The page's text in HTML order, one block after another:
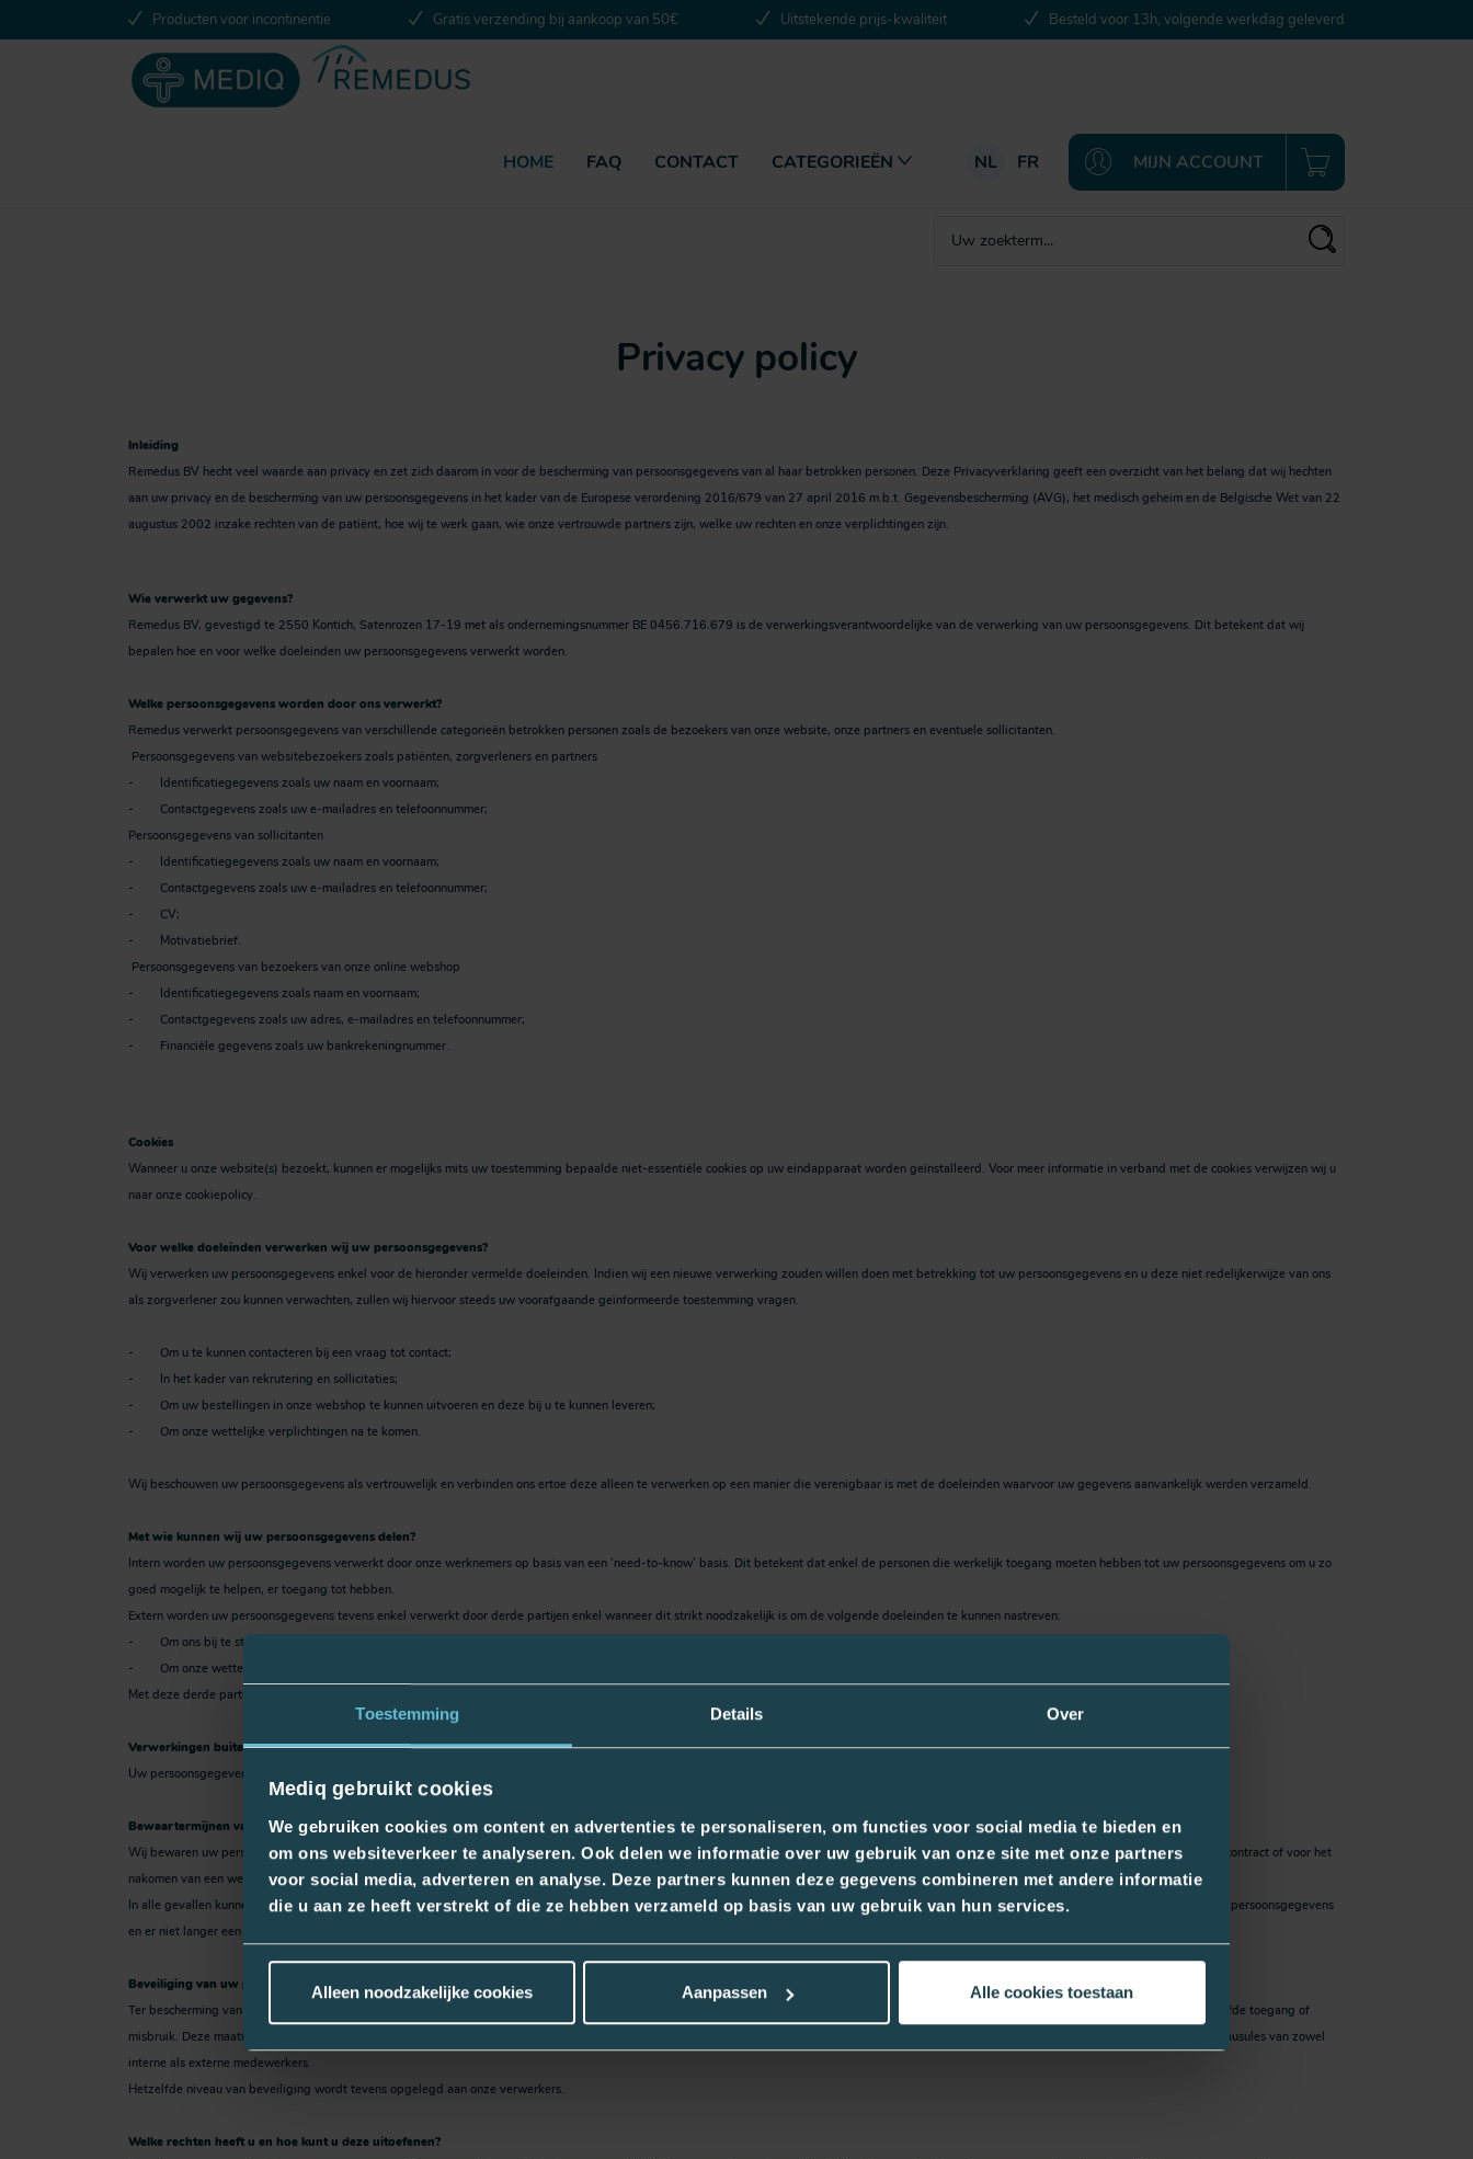
Toestemming Details Over
Mediq gebruikt cookies
We gebruiken cookies om content en advertenties te personaliseren, om functies voor social media te bieden en
om ons websiteverkeer te analyseren. Ook delen we informatie over uw gebruik van onze site met onze partners
voor social media, adverteren en analyse. Deze partners kunnen deze gegevens combineren met andere informatie
die u aan ze heeft verstrekt of die ze hebben verzameld op basis van uw gebruik van hun services.
Alleen noodzakelijke cookies Aanpassen Alle cookies toestaan
Producten voor incontinentie Gratis verzending bij aankoop van 50€ Uitstekende prijs-kwaliteit Besteld voor 13h, volgende werkdag geleverd
HOME FAQ CONTACT CATEGORIEËN NL FR MIJN ACCOUNT
Privacy policy
Inleiding
Remedus BV hecht veel waarde aan privacy en zet zich daarom in voor de bescherming van persoonsgegevens van al haar betrokken personen. Deze Privacyverklaring geeft een overzicht van het belang dat wij hechten
aan uw privacy en de bescherming van uw persoonsgegevens in het kader van de Europese verordening 2016/679 van 27 april 2016 m.b.t. Gegevensbescherming (AVG), het medisch geheim en de Belgische Wet van 22
augustus 2002 inzake rechten van de patiënt, hoe wij te werk gaan, wie onze vertrouwde partners zijn, welke uw rechten en onze verplichtingen zijn.
Wie verwerkt uw gegevens?
Remedus BV, gevestigd te 2550 Kontich, Satenrozen 17-19 met als ondernemingsnummer BE 0456.716.679 is de verwerkingsverantwoordelijke van de verwerking van uw persoonsgegevens. Dit betekent dat wij
bepalen hoe en voor welke doeleinden uw persoonsgegevens verwerkt worden.
Welke persoonsgegevens worden door ons verwerkt?
Remedus verwerkt persoonsgegevens van verschillende categorieën betrokken personen zoals de bezoekers van onze website, onze partners en eventuele sollicitanten.
Persoonsgegevens van websitebezoekers zoals patiënten, zorgverleners en partners
- Identificatiegegevens zoals uw naam en voornaam;
- Contactgegevens zoals uw e-mailadres en telefoonnummer;
Persoonsgegevens van sollicitanten
- Identificatiegegevens zoals uw naam en voornaam;
- Contactgegevens zoals uw e-mailadres en telefoonnummer;
- CV;
- Motivatiebrief.
Persoonsgegevens van bezoekers van onze online webshop
- Identificatiegegevens zoals naam en voornaam;
- Contactgegevens zoals uw adres, e-mailadres en telefoonnummer;
- Financiële gegevens zoals uw bankrekeningnummer.
Cookies
Wanneer u onze website(s) bezoekt, kunnen er mogelijks mits uw toestemming bepaalde niet-essentiële cookies op uw eindapparaat worden geïnstalleerd. Voor meer informatie in verband met de cookies verwijzen wij u
naar onze cookiepolicy.
Voor welke doeleinden verwerken wij uw persoonsgegevens?
Wij verwerken uw persoonsgegevens enkel voor de hieronder vermelde doeleinden. Indien wij een nieuwe verwerking zouden willen doen met betrekking tot uw persoonsgegevens en u deze niet redelijkerwijze van ons
als zorgverlener zou kunnen verwachten, zullen wij hiervoor steeds uw voorafgaande geïnformeerde toestemming vragen.
- Om u te kunnen contacteren bij een vraag tot contact;
- In het kader van rekrutering en sollicitaties;
- Om uw bestellingen in onze webshop te kunnen uitvoeren en deze bij u te kunnen leveren;
- Om onze wettelijke verplichtingen na te komen.
Wij beschouwen uw persoonsgegevens als vertrouwelijk en verbinden ons ertoe deze alleen te verwerken op een manier die verenigbaar is met de doeleinden waarvoor uw gegevens aanvankelijk werden verzameld.
Met wie kunnen wij uw persoonsgegevens delen?
Intern worden uw persoonsgegevens verwerkt door onze werknemers op basis van een ‘need-to-know’ basis. Dit betekent dat enkel de personen die werkelijk toegang moeten hebben tot uw persoonsgegevens om u zo
goed mogelijk te helpen, er toegang tot hebben.
Extern worden uw persoonsgegevens tevens enkel verwerkt door derde partijen enkel wanneer dit strikt noodzakelijk is om de volgende doeleinden te kunnen nastreven:
- Om ons bij te staan in het punt 4 opgesomde doeleinden;
- Om onze wettelijke verplichtingen uit te oefenen.
Met deze derde partijen hebben wij telkens verwerkersovereenkomsten getekend om te garanderen dat zij, zoals wij, uw persoonsgegevens met het allergrootste respect en veiligheid verwerken.
Verwerkingen buiten de Europese Economische Ruimte (EER)
Uw persoonsgegevens zullen zowel door ons als onze partners enkel binnen de EER verwerkt en opgeslagen worden. Er is in geen geval sprake dat uw persoonsgegevens de EER verlaten.
Bewaartermijnen van uw persoonsgegevens
Wij bewaren uw persoonsgegevens niet langer dan strikt noodzakelijk is voor de verwezenlijking van de doeleinden waarvoor wij de gegevens hebben ontvangen, dan wel voor de uitvoering van een contract of voor het
nakomen van een wettelijke verplichting. Onze bewaartermijnen verschillen naar gelang van de aard van de verwerking in kwestie en het doel waarvoor uw persoonsgegevens zijn verzameld.
In alle gevallen kunnen persoonsgegevens langer worden bewaard als daar een wettelijke of reglementaire reden voor is, of voor een kortere periode als u bezwaar maakt tegen de verwerking van uw persoonsgegevens
en er niet langer een legitieme reden is om ze te bewaren.
Beveiliging van uw persoonsgegevens
Ter bescherming van uw persoonsgegevens nemen wij passende technische en organisatorische maatregelen om ze zo goed mogelijk te beschermen tegen verlies, ongewilde aanpassingen, ongeoorloofde toegang of
misbruik. Deze maatregelen omvatten onder andere fysieke en operationele beveiligingsmaatregelen, toegangscontrole tot onze IT-systemen, bewustmaking van ons personeel en vertrouwelijkheidsclausules van zowel
interne als externe medewerkers.
Hetzelfde niveau van beveiliging wordt tevens opgelegd aan onze verwerkers.
Welke rechten heeft u en hoe kunt u deze uitoefenen?